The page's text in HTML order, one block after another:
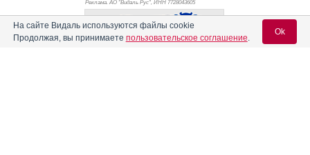
Реклама. АО "Видаль Рус", ИНН 7728043605
На сайте Видаль используются файлы cookie
Продолжая, вы принимаете пользовательское соглашение.
Ok